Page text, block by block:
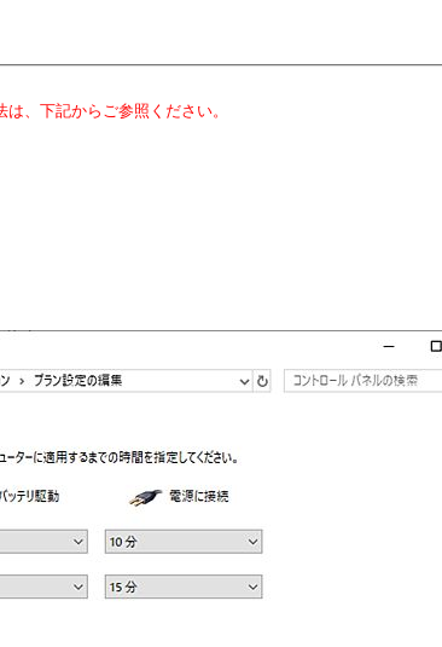
、下記からご参照ください。